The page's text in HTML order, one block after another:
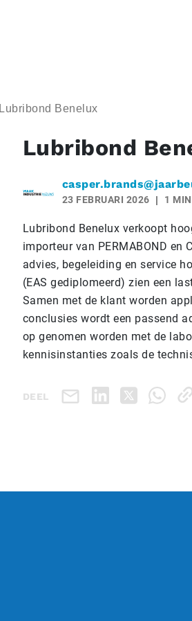
Lubribond Benelux
Lubribond
23 FEBRUARI 2026 1 MIN
Lubribond Benelux verkoopt
importeur van PERMABOND en
advies, begeleiding en service
(EAS gediplomeerd) zien een
Samen met de klant worden
conclusies wordt een passend
op genomen worden met de
kennisinstanties zoals de
DEEL